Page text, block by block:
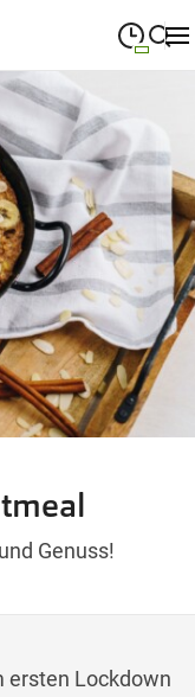
Suche schließen
09:00
09:00—19:30
09:00—
09:00—19:30
09:00—19:30
09:00 —18:00
Genuss!
ersten Lockdown